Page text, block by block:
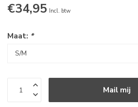
€34,95 Incl. btw
Maat: *
Mail mij